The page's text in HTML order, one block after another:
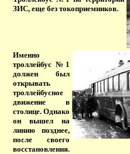
ЗИС, еще без токоприемников.
Именно
троллейбус №1
должен был
открывать
троллейбусное
движение в
столице. Однако
он вышел на
линию позднее,
после своего
восстановления.